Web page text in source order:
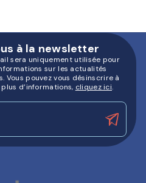
à la newsletter
sera uniquement utilisée pour
sur les actualités
Vous pouvez vous désinscrire à
d’informations, cliquez ici.